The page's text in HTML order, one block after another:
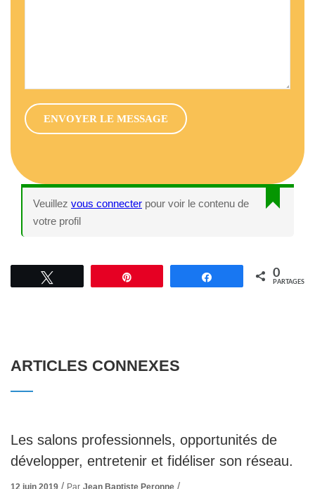
Veuillez vous connecter pour voir le contenu de
votre profil
Partagez 0
PARTAGES
ARTICLES CONNEXES
Les salons professionnels, opportunités de
développer, entretenir et fidéliser son réseau.
12 juin 2019 Par Jean Baptiste Peronne